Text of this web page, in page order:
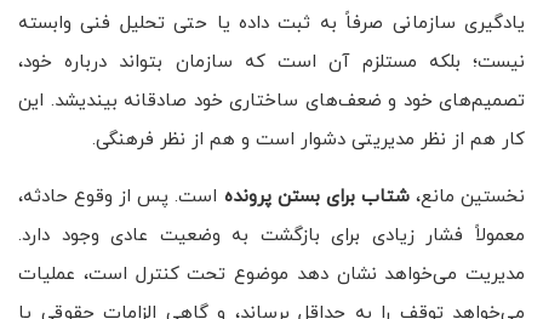
یادگیری سازمانی صرفاً به ثبت داده یا حتی تحلیل فنی وابسته
نیست؛ بلکه مستلزم آن است که سازمان بتواند درباره خود،
تصمیم‌های خود و ضعف‌های ساختاری خود صادقانه بیندیشد. این
کار هم از نظر مدیریتی دشوار است و هم از نظر فرهنگی.
نخستین مانع،شتاب برای بستن پرونده است. پس از وقوع حادثه،
معمولاً فشار زیادی برای بازگشت به وضعیت عادی وجود دارد.
مدیریت می‌خواهد نشان دهد موضوع تحت کنترل است، عملیات
می‌خواهد توقف را به حداقل برساند، و گاهی الزامات حقوقی یا